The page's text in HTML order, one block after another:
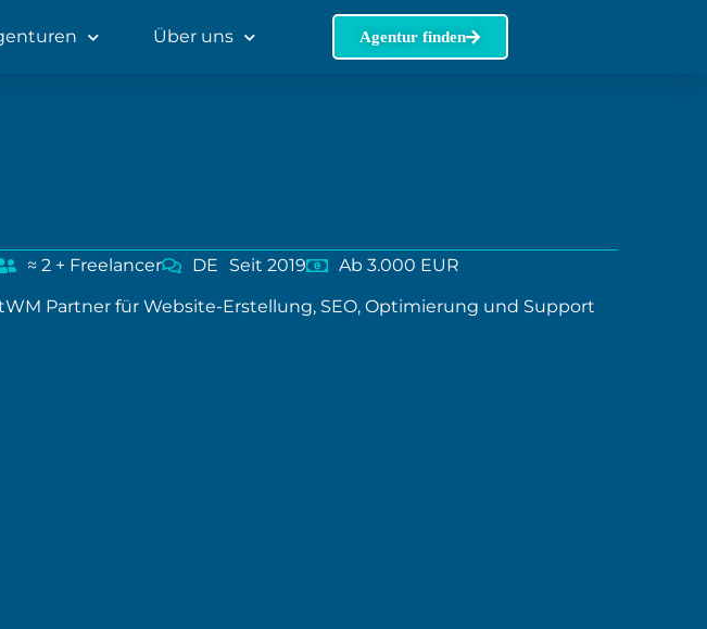
Über uns Agentur finden
≈ 2 + Freelancer DE Seit 2019
Ab 3.000 EUR
Partner für Website-Erstellung, SEO, Optimierung und Support